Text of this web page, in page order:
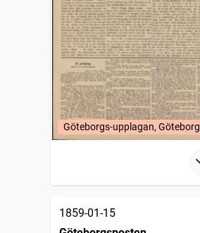
Göteborgs-upplagan, Göteborg
1859-01-15